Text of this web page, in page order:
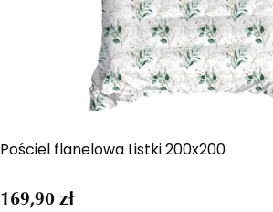
Pościel flanelowa Listki 200x200
169,90 zł